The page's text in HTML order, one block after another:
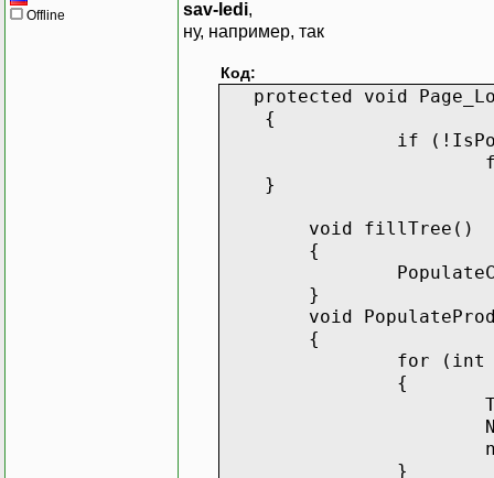
Offline sav-ledi,
ну, например, так
Код:
protected void
{
if
}
void fillTree()
{
}
void
{
for (int
{
}